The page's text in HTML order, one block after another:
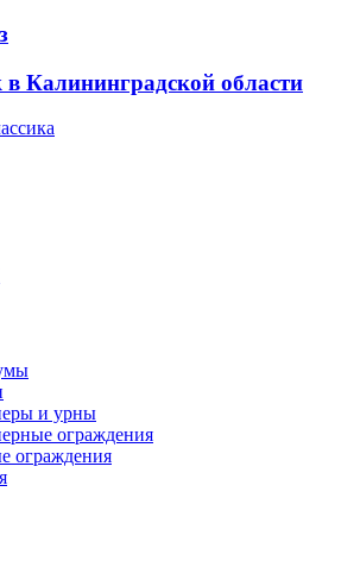
в Калининградской области
и урны
ограждения
ограждения